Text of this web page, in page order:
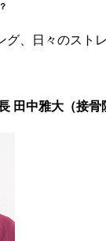
グ、日々のスト
田中雅大（接骨